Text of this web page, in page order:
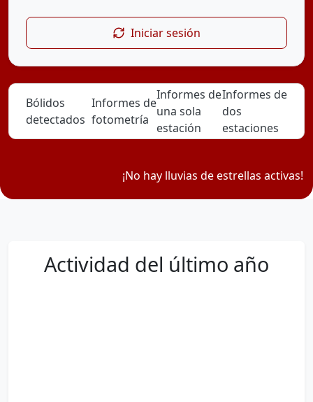
Iniciar sesión
Bólidos
detectados
Informes de
fotometría
Informes de
una sola
estación
Informes de
dos
estaciones
¡No hay lluvias de estrellas activas!
Actividad del último año